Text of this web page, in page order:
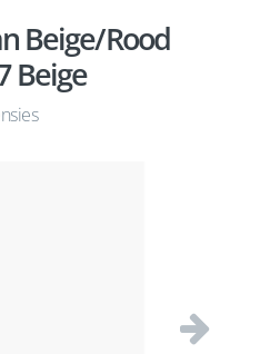
Beige/Rood
Beige